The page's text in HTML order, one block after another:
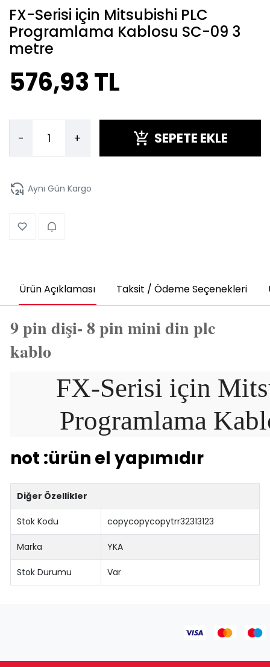
FX-Serisi için Mitsubishi PLC
Programlama Kablosu SC-09 3
metre
576,93 TL
- + SEPETE EKLE
Aynı Gün Kargo
Ürün Açıklaması Taksit / Ödeme Seçenekleri
9 pin dişi- 8 pin mini din plc
kablo
FX-Serisi için
Programlama
not :ürün el yapımıdır
Diğer Özellikler
Stok Kodu copycopycopytrr32313123
Marka YKA
Stok Durumu Var